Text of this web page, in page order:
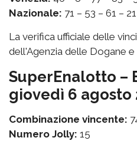
Nazionale: 71 – 53 – 61 –
La verifica ufficiale delle
dell'Agenzia delle Dogane
SuperEnalotto –
giovedì 6 agosto
Combinazione vincente:
Numero Jolly: 15